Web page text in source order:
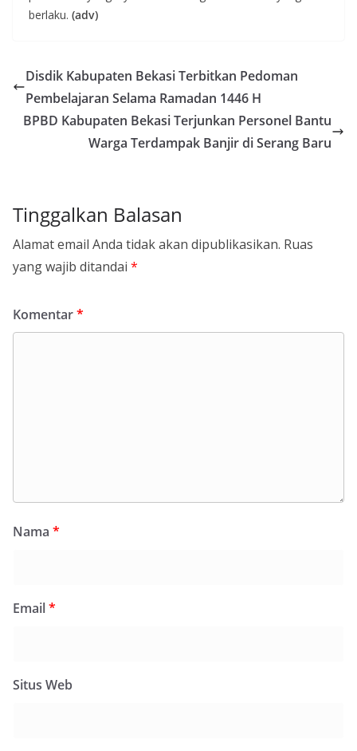
berlaku. (adv)
Disdik Kabupaten Bekasi Terbitkan Pedoman
Pembelajaran Selama Ramadan 1446 H
BPBD Kabupaten Bekasi Terjunkan Personel Bantu
Warga Terdampak Banjir di Serang Baru
Tinggalkan Balasan
Alamat email Anda tidak akan dipublikasikan. Ruas
yang wajib ditandai *
Komentar*
Nama *
Email*
Situs Web